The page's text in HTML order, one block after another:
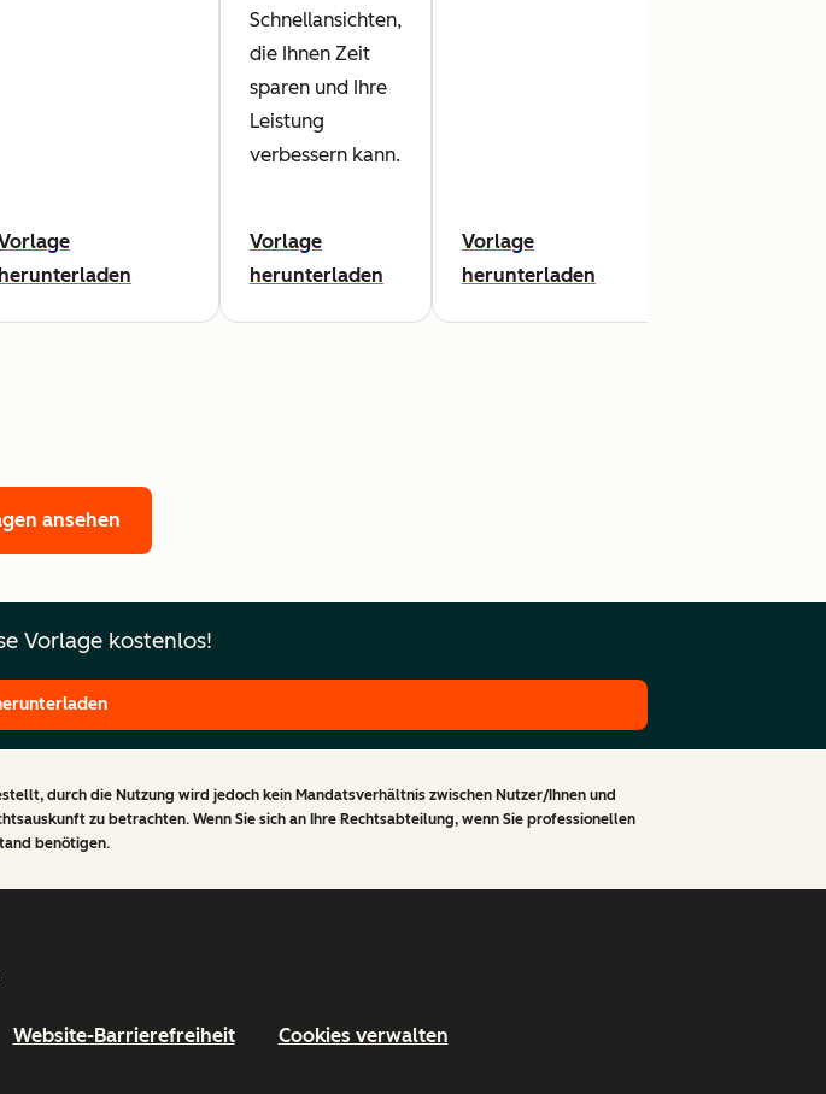
herunterladen
Schnellansichten,
die Ihnen Zeit
sparen und Ihre
Leistung
verbessern kann.
Vorlage
herunterladen
Vorlage
herunterladen
ansehen
Vorlage kostenlos!
durch die Nutzung wird jedoch kein Mandatsverhältnis zwischen Nutzer/Ihnen und
zu betrachten. Wenn Sie sich an Ihre Rechtsabteilung, wenn Sie professionellen
benötigen.
Website-Barrierefreiheit Cookies verwalten